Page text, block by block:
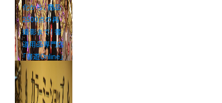
化から、商品
2500点の再
撮影まで！ 書
道用品専門店
「書遊Online」
リニューアル
の裏話